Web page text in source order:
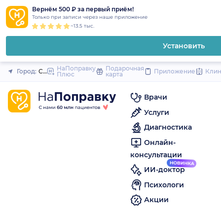
Вернём 500 ₽ за первый приём!
Только при записи через наше приложение
~13.5 тыс.
Установить
Закрыть
Город: Санкт-Петербург
НаПоправку
Плюс
Подарочная
карта
Приложение
Врачи
Услуги
Диагностика
Онлайн-
консультации
ИИ-доктор
Психологи
Акции